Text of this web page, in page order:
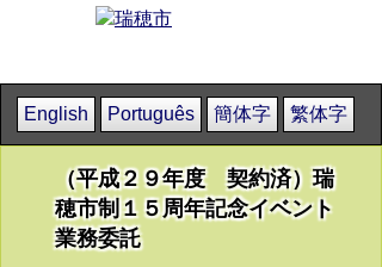
English Português 簡体字 繁体字
（平成２９年度 契約済）瑞
穂市制１５周年記念イベント
業務委託